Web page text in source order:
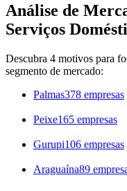
Análise de
Serviços
Descubra 4 motivos para
segmento de mercado:
Palmas378 empresas
Peixe165 empresas
Gurupi106 empresas
Araguaína89